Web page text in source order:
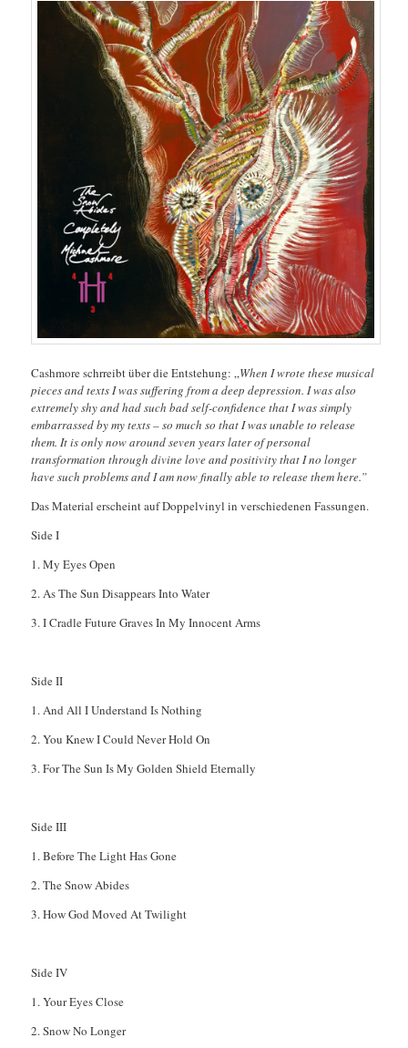
Cashmore schrreibt über die Entstehung: „When I wrote these musical
pieces and texts I was suffering from a deep depression. I was also
extremely shy and had such bad self-confidence that I was simply
embarrassed by my texts – so much so that I was unable to release
them. It is only now around seven years later of personal
transformation through divine love and positivity that I no longer
have such problems and I am now finally able to release them here.”
Das Material erscheint auf Doppelvinyl in verschiedenen Fassungen.
Side I
1. My Eyes Open
2. As The Sun Disappears Into Water
3. I Cradle Future Graves In My Innocent Arms
Side II
1. And All I Understand Is Nothing
2. You Knew I Could Never Hold On
3. For The Sun Is My Golden Shield Eternally
Side III
1. Before The Light Has Gone
2. The Snow Abides
3. How God Moved At Twilight
Side IV
1. Your Eyes Close
2. Snow No Longer